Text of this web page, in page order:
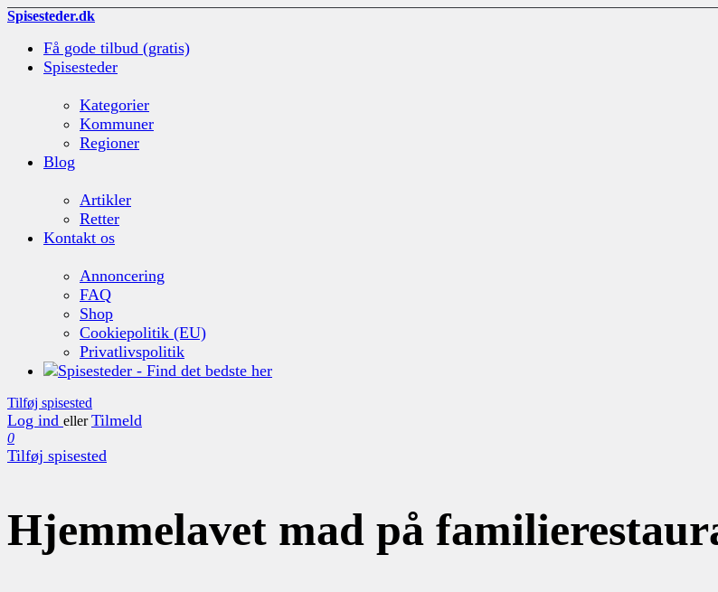
Spisesteder.dk
Få gode tilbud (gratis)
Spisesteder
Kategorier
Kommuner
Regioner
Blog
Artikler
Retter
Kontakt os
Annoncering
FAQ
Shop
Cookiepolitik (EU)
Privatlivspolitik
Tilføj spisested
Log ind eller Tilmeld
0
Tilføj spisested
Hjemmelavet mad på